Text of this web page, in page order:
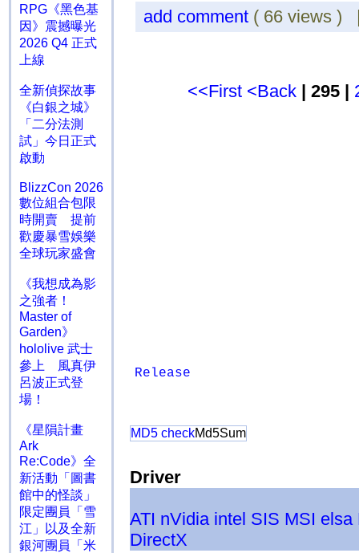
RPG《黑色基
因》震撼曝光
2026 Q4 正式
上線
全新偵探故事
《白銀之城》
「二分法測
試」今日正式
啟動
BlizzCon 2026
數位組合包限
時開賣 提前
歡慶暴雪娛樂
全球玩家盛會
《我想成為影
之強者！
Master of
Garden》
hololive 武士
參上 風真伊
呂波正式登
場！
《星隕計畫
Ark
Re:Code》全
新活動「圖書
館中的怪談」
限定團員「雪
江」以及全新
銀河團員「米
add comment ( 66 views
<<First <Back | 295 |
Release
MD5 checkMd5Sum
Driver
ATI nVidia intel SIS MSI elsa
DirectX